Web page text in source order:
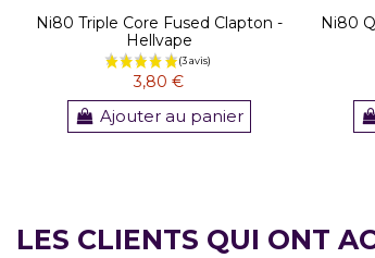
Ni80 Triple Core Fused Clapton -
Hellvape
3,80 €
Ajouter au panier
Ni80
LES CLIENTS QUI ONT